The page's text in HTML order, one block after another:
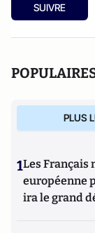
SUIVRE
PLUS
1Les Français
européenne
ira le grand